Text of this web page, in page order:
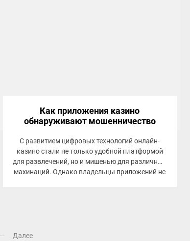
Как приложения казино
обнаруживают мошенничество
С развитием цифровых технологий онлайн-
казино стали не только удобной платформой
для развлечений, но и мишенью для различных
махинаций. Однако владельцы приложений не
Далее